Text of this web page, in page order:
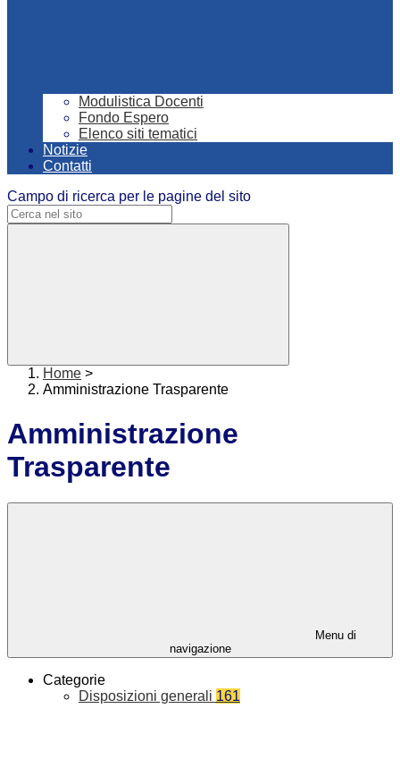
Modulistica Docenti
Fondo Espero
Elenco siti tematici
Notizie
Contatti
Campo di ricerca per le pagine del sito
Home >
Amministrazione Trasparente
Amministrazione
Trasparente
Menu di
navigazione
Categorie
Disposizioni generali 161